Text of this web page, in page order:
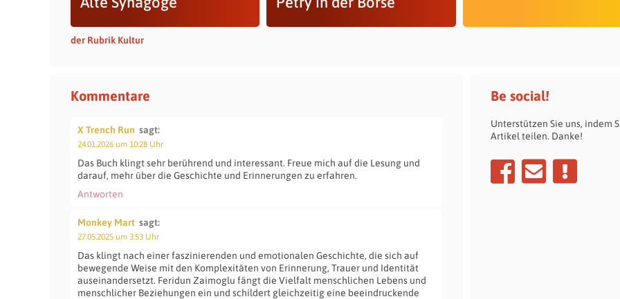
der Rubrik Kultur
Kommentare
X Trench Run sagt:
24.01.2026 um 10:28 Uhr
Das Buch klingt sehr berührend und interessant. Freue mich auf die Lesung und
darauf, mehr über die Geschichte und Erinnerungen zu erfahren.
Antworten
Monkey Mart sagt:
27.05.2025 um 3:53 Uhr
Das klingt nach einer faszinierenden und emotionalen Geschichte, die sich auf
bewegende Weise mit den Komplexitäten von Erinnerung, Trauer und Identität
auseinandersetzt. Feridun Zaimoglu fängt die Vielfalt menschlichen Lebens und
menschlicher Beziehungen ein und schildert gleichzeitig eine beeindruckende
Be social!
Unterstützen Sie uns, indem
Artikel teilen. Danke!